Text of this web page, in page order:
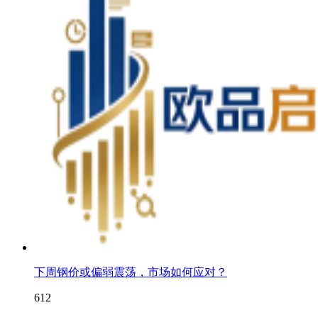
下周钢价或偏弱震荡，市场如何应对？
612